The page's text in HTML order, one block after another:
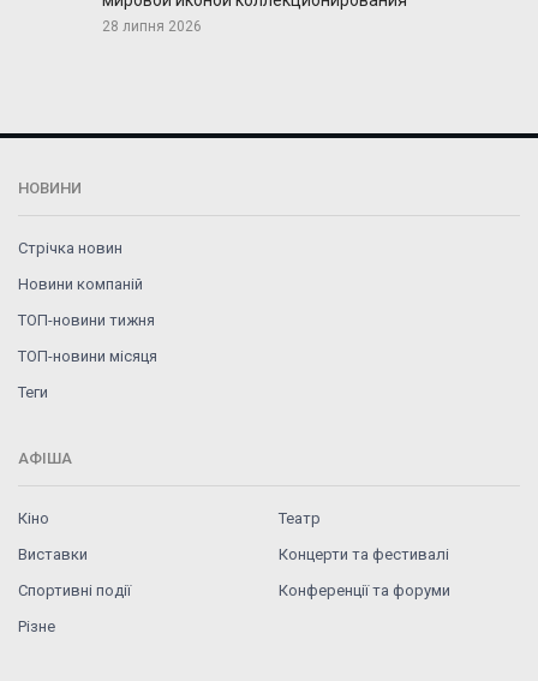
28 липня 2026
НОВИНИ
Стрічка новин
Новини компаній
ТОП-новини тижня
ТОП-новини місяця
Теги
АФІША
Кіно
Театр
Виставки
Концерти та фестивалі
Спортивні події
Конференції та форуми
Різне